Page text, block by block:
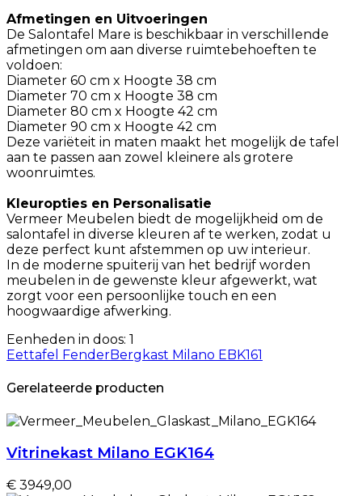
Afmetingen en Uitvoeringen
De Salontafel Mare is beschikbaar in verschillende
afmetingen om aan diverse ruimtebehoeften te
voldoen:
Diameter 60 cm x Hoogte 38 cm
Diameter 70 cm x Hoogte 38 cm
Diameter 80 cm x Hoogte 42 cm
Diameter 90 cm x Hoogte 42 cm
Deze variëteit in maten maakt het mogelijk de tafel
aan te passen aan zowel kleinere als grotere
woonruimtes.
Kleuropties en Personalisatie
Vermeer Meubelen biedt de mogelijkheid om de
salontafel in diverse kleuren af te werken, zodat u
deze perfect kunt afstemmen op uw interieur.
In de moderne spuiterij van het bedrijf worden
meubelen in de gewenste kleur afgewerkt, wat
zorgt voor een persoonlijke touch en een
hoogwaardige afwerking.
Eenheden in doos: 1
Eettafel FenderBergkast Milano EBK161
Gerelateerde producten
Vitrinekast Milano EGK164
€ 3949,00